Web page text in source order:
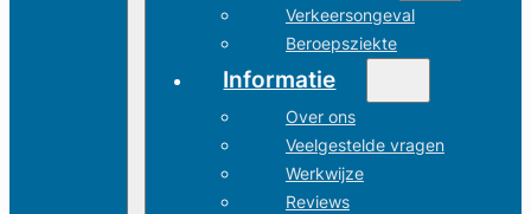
Verkeersongeval
Beroepsziekte
Informatie
Over ons
Veelgestelde vragen
Werkwijze
Reviews